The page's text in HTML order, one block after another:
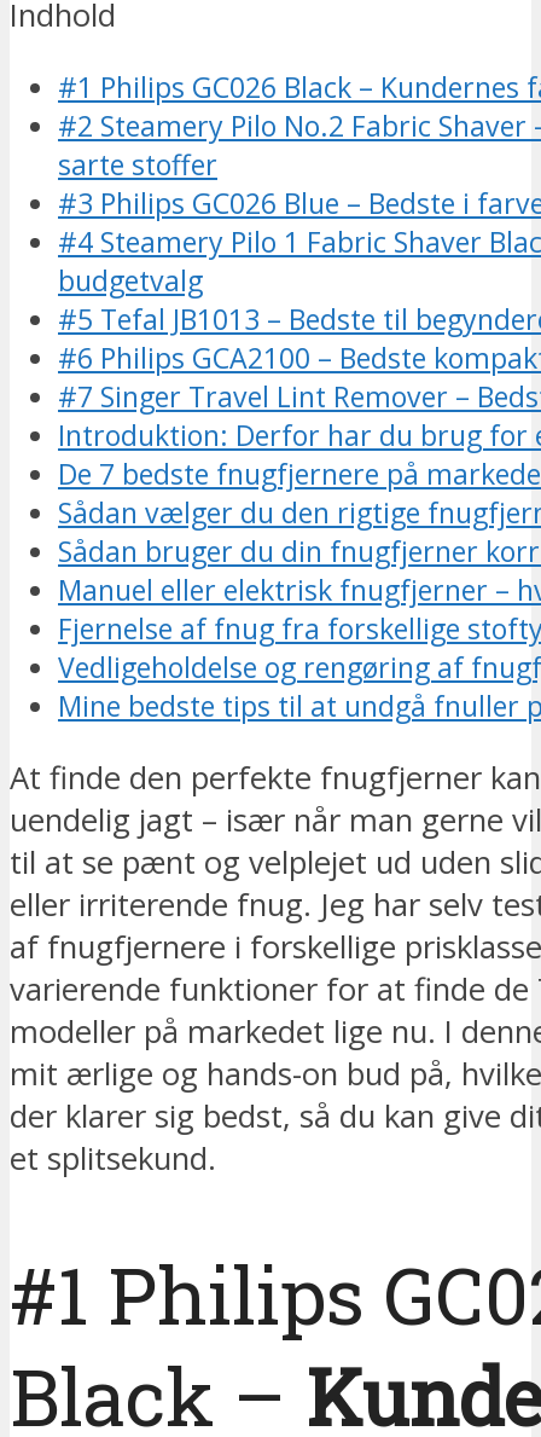
Indhold
#1 Philips GC026 Black – Kundernes
#2 Steamery Pilo No.2 Fabric Shaver
sarte stoffer
#3 Philips GC026 Blue – Bedste i
#4 Steamery Pilo 1 Fabric Shaver
budgetvalg
#5 Tefal JB1013 – Bedste til
#6 Philips GCA2100 – Bedste
#7 Singer Travel Lint Remover –
Introduktion: Derfor har du brug for
De 7 bedste fnugfjernere på
Sådan vælger du den rigtige
Sådan bruger du din fnugfjerner
Manuel eller elektrisk fnugfjerner –
Fjernelse af fnug fra forskellige
Vedligeholdelse og rengøring af
Mine bedste tips til at undgå fnuller
At finde den perfekte fnugfjerner
uendelig jagt – især når man gerne
til at se pænt og velplejet ud uden
eller irriterende fnug. Jeg har selv
af fnugfjernere i forskellige
varierende funktioner for at finde de
modeller på markedet lige nu. I
mit ærlige og hands-on bud på,
der klarer sig bedst, så du kan give
et splitsekund.
#1 Philips
Black –